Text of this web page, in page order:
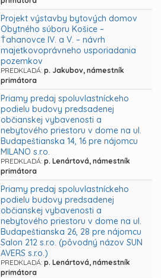
Projekt výstavby bytových domov
Obytného súboru Košice –
Ťahanovce IV. a V. – návrh
majetkovoprávneho usporiadania
pozemkov
PREDKLADÁ: p. Jakubov, námestník
primátora
Priamy predaj spoluvlastníckeho
podielu budovy predsadenej
občianskej vybavenosti a
nebytového priestoru v dome na ul.
Budapeštianska 14, 16 pre nájomcu
MILANO s.r.o.
PREDKLADÁ: p. Lenártová, námestník
primátora
Priamy predaj spoluvlastníckeho
podielu budovy predsadenej
občianskej vybavenosti a
nebytového priestoru v dome na ul.
Budapeštianska 26, 28 pre nájomcu
Salon 212 s.r.o. (pôvodný názov SUN
AVERS s.r.o.)
PREDKLADÁ: p. Lenártová, námestník
primátora